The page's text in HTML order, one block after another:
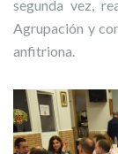
segunda vez,
Agrupación y
anfitriona.